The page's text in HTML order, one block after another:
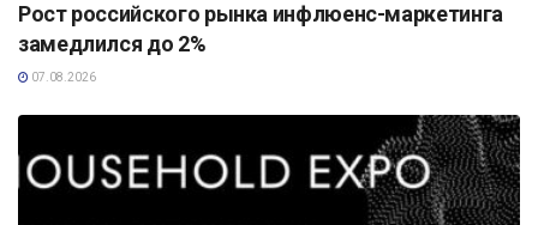
Рост российского рынка инфлюенс-маркетинга
замедлился до 2%
07.08.2026